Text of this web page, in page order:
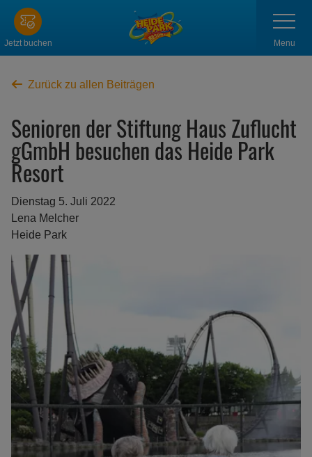
Zum
Hauptinhalt
springen
Jetzt buchen
anzeigen
Menu
Zurück zu allen Beiträgen
Senioren der Stiftung Haus Zuflucht
gGmbH besuchen das Heide Park
Resort
Dienstag 5. Juli 2022
Lena Melcher
Heide Park